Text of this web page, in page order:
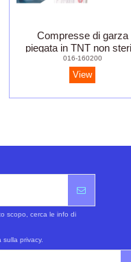
Compresse di garza
piegata in TNT non
016-160200
View
scopo, cerca le info di
privacy.